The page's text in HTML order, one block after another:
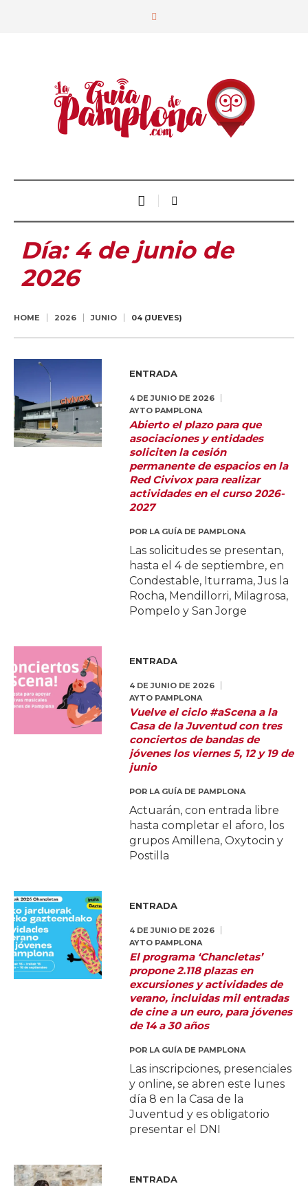
Día: 4 de junio de
2026
HOME 2026 JUNIO 04 (JUEVES)
ENTRADA
4 DE JUNIO DE 2026
AYTO PAMPLONA
Abierto el plazo para que
asociaciones y entidades
soliciten la cesión
permanente de espacios en la
Red Civivox para realizar
actividades en el curso 2026-
2027
POR LA GUÍA DE PAMPLONA
Las solicitudes se presentan,
hasta el 4 de septiembre, en
Condestable, Iturrama, Jus la
Rocha, Mendillorri, Milagrosa,
Pompelo y San Jorge
ENTRADA
4 DE JUNIO DE 2026
AYTO PAMPLONA
Vuelve el ciclo #aScena a la
Casa de la Juventud con tres
conciertos de bandas de
jóvenes los viernes 5, 12 y 19 de
junio
POR LA GUÍA DE PAMPLONA
Actuarán, con entrada libre
hasta completar el aforo, los
grupos Amillena, Oxytocin y
Postilla
ENTRADA
4 DE JUNIO DE 2026
AYTO PAMPLONA
El programa ‘Chancletas’
propone 2.118 plazas en
excursiones y actividades de
verano, incluidas mil entradas
de cine a un euro, para jóvenes
de 14 a 30 años
POR LA GUÍA DE PAMPLONA
Las inscripciones, presenciales
y online, se abren este lunes
día 8 en la Casa de la
Juventud y es obligatorio
presentar el DNI
ENTRADA